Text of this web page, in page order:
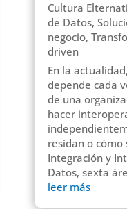
Cultura
de Datos,
negocio,
driven
En la
depende cada
de una
hacer
residan o cómo
Integración y
Datos, sexta
leer más